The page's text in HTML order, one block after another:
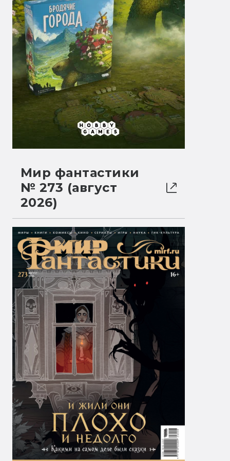
Мир фантастики
№ 273 (август
2026)